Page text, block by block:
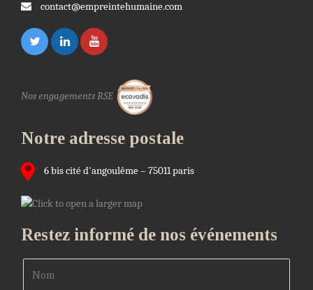
contact@empreintehumaine.com
Nos engagements RSE
Notre adresse postale
6 bis cité d'angoulême – 75011 paris
Restez informé de nos événements